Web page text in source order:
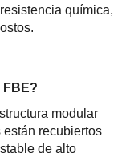
química,
FBE?
modular
recubiertos
de alto